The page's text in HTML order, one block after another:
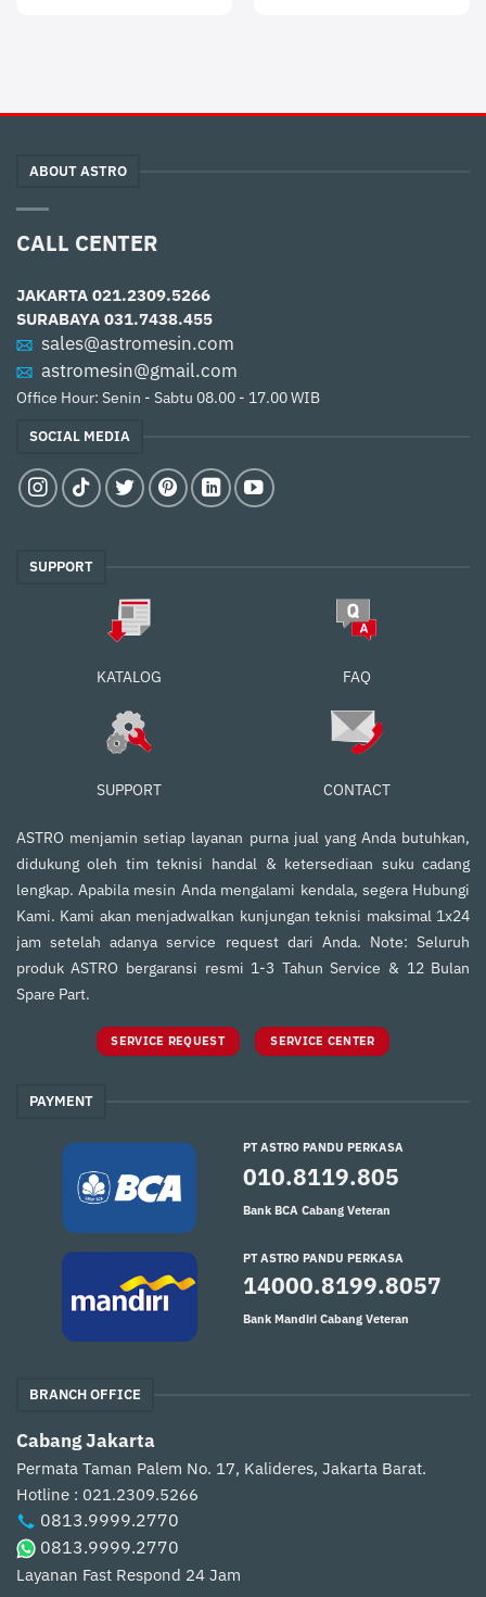
ABOUT ASTRO
CALL CENTER
JAKARTA 021.2309.5266
SURABAYA 031.7438.455
sales@astromesin.com
astromesin@gmail.com
Office Hour: Senin - Sabtu 08.00 - 17.00 WIB
SOCIAL MEDIA
SUPPORT
KATALOG FAQ
SUPPORT CONTACT
ASTRO menjamin setiap layanan purna jual yang Anda butuhkan,
didukung oleh tim teknisi handal & ketersediaan suku cadang
lengkap. Apabila mesin Anda mengalami kendala, segera Hubungi
Kami. Kami akan menjadwalkan kunjungan teknisi maksimal 1x24
jam setelah adanya service request dari Anda. Note: Seluruh
produk ASTRO bergaransi resmi 1-3 Tahun Service & 12 Bulan
Spare Part.
SERVICE REQUEST SERVICE CENTER
PAYMENT
PT ASTRO PANDU PERKASA
010.8119.805
Bank BCA Cabang Veteran
PT ASTRO PANDU PERKASA
14000.8199.8057
Bank Mandiri Cabang Veteran
BRANCH OFFICE
Cabang Jakarta
Permata Taman Palem No. 17, Kalideres, Jakarta Barat.
Hotline : 021.2309.5266
0813.9999.2770
0813.9999.2770
Layanan Fast Respond 24 Jam